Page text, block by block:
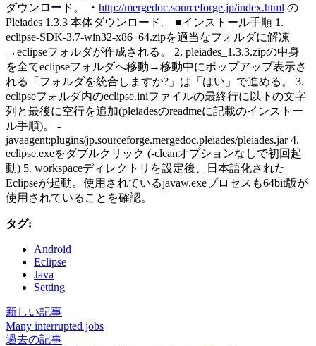
ダウンロード。 ・ http://mergedoc.sourceforge.jp/index.html の
Pleiades 1.3.3 本体ダウンロード。 ■インストール手順 1.
eclipse-SDK-3.7-win32-x86_64.zipを適当なフォルダに解凍
→eclipseフォルダが作成される。 2. pleiades_1.3.3.zipの中身
を全てeclipseフォルダへ移動→移動中にポップアップ表示さ
れる「フォルダを統合しますか?」は「はい」で進める。 3.
eclipseフォルダ内のeclipse.iniファイルの最終行に以下の文字
列と最後に空行を追加(pleiadesのreadmeに記載のインストー
ル手順)。 -
javaagent:plugins/jp.sourceforge.mergedoc.pleiades/pleiades.jar 4.
eclipse.exeをダブルクリック (-cleanオプションなしで初回起
動) 5. workspaceディレクトリを設定後、日本語化された
Eclipseが起動。使用されているjavaw.exeプロセスも64bit版が
使用されていることを確認。
タグ:
Android
Eclipse
Java
Setting
新しい記事
Many interrupted jobs
過去の記事